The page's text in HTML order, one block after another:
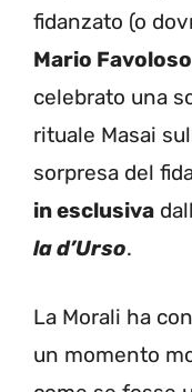
fidanzato (o
Mario Favoloso
celebrato una
rituale Masai
sorpresa del
in esclusiva
la d’Urso.
La Morali ha
un momento